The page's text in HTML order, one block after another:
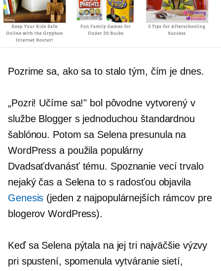
Pozrime sa, ako sa to stalo tým, čím je dnes.
„Pozri! Učíme sa!" bol pôvodne vytvorený v
službe Blogger s jednoduchou štandardnou
šablónou. Potom sa Selena presunula na
WordPress a použila populárny
Dvadsaťdvanásťtému. Spoznanie vecí trvalo
nejaký čas a Selena to s radosťou objavila
Genesis (jeden z najpopulárnejších rámcov pre
blogerov WordPress).
Keď sa Selena pýtala na jej tri najväčšie výzvy
pri spustení, spomenula vytváranie sietí,